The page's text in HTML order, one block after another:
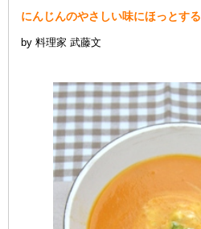
にんじんのやさしい味にほっとす
by 料理家 武藤文